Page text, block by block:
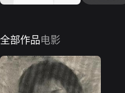
全部作品电影